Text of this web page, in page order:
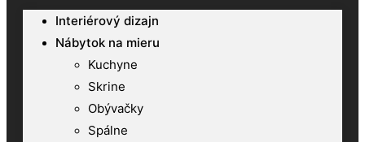
Interiérový dizajn
Nábytok na mieru
Kuchyne
Skrine
Obývačky
Spálne